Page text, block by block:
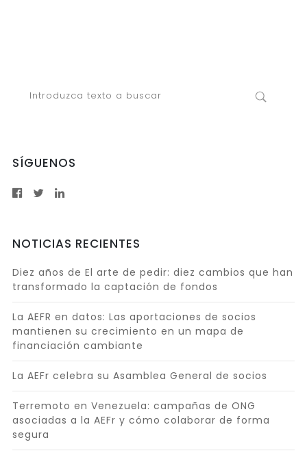
SÍGUENOS
NOTICIAS RECIENTES
Diez años de El arte de pedir: diez cambios que han
transformado la captación de fondos
La AEFR en datos: Las aportaciones de socios
mantienen su crecimiento en un mapa de
financiación cambiante
La AEFr celebra su Asamblea General de socios
Terremoto en Venezuela: campañas de ONG
asociadas a la AEFr y cómo colaborar de forma
segura